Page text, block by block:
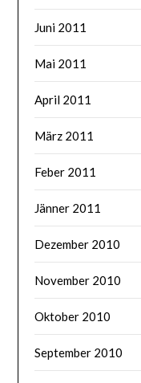
Juni 2011
Mai 2011
April 2011
März 2011
Feber 2011
Jänner 2011
Dezember 2010
November 2010
Oktober 2010
September 2010